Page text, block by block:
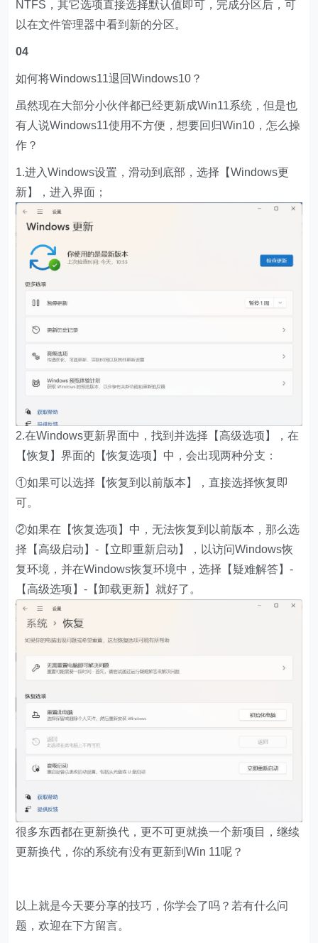
NTFS，其它选项直接选择默认值即可，完成分区后，可
以在文件管理器中看到新的分区。
04
如何将Windows11退回Windows10？
虽然现在大部分小伙伴都已经更新成Win11系统，但是也
有人说Windows11使用不方便，想要回归Win10，怎么操
作？
1.进入Windows设置，滑动到底部，选择【Windows更
新】，进入界面；
2.在Windows更新界面中，找到并选择【高级选项】，在
【恢复】界面的【恢复选项】中，会出现两种分支：
①如果可以选择【恢复到以前版本】，直接选择恢复即
可。
②如果在【恢复选项】中，无法恢复到以前版本，那么选
择【高级启动】-【立即重新启动】，以访问Windows恢
复环境，并在Windows恢复环境中，选择【疑难解答】-
【高级选项】-【卸载更新】就好了。
很多东西都在更新换代，更不可更就换一个新项目，继续
更新换代，你的系统有没有更新到Win 11呢？
以上就是今天要分享的技巧，你学会了吗？若有什么问
题，欢迎在下方留言。